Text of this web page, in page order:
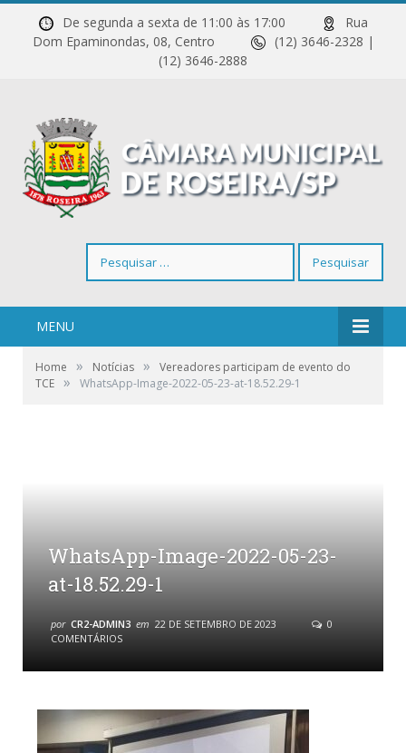
De segunda a sexta de 11:00 às 17:00
Rua
Dom Epaminondas, 08, Centro
(12) 3646-2328 |
(12) 3646-2888
por:
MENU
Home » Notícias »
Vereadores participam de evento do
TCE » WhatsApp-Image-2022-05-23-at-18.52.29-1
WhatsApp-Image-2022-05-23-
at-18.52.29-1
por CR2-ADMIN3 em 22 DE SETEMBRO DE 2023
0
COMENTÁRIOS